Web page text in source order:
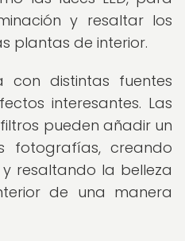
y resaltar los
plantas de interior.
con distintas fuentes
interesantes. Las
pueden añadir un
fotografías, creando
resaltando la belleza
de una manera